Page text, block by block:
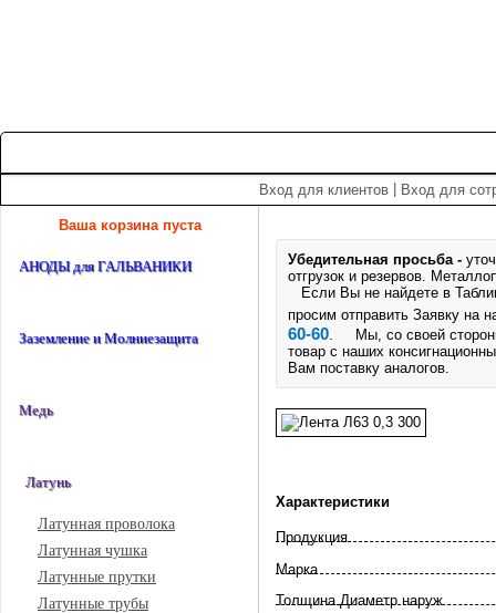
Вход для клиентов Вход для
Ваша корзина пуста
АНОДЫ для ГАЛЬВАНИКИ
Заземление и Молниезащита
Медь
Латунь
Латунная проволока
Латунная чушка
Латунные прутки
Латунные трубы
Убедительная просьба -
отгрузок и резервов.
Если Вы не найдете в
просим отправить Заявку на
60-60. Мы, со своей
товар с наших
Вам поставку аналогов.
Характеристики
Продукция
Марка
Толщина Диаметр наруж